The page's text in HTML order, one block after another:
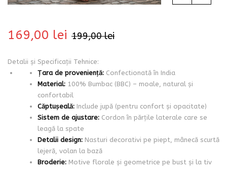
199,00lei
169,00 lei
Detalii și Specificații Tehnice:
Țara de proveniență:Confectionată în India
Material:100% Bumbac (BBC) – moale, natural și
confortabil
Căptușeală:Include jupă (pentru confort și opacitate)
Sistem de ajustare:Cordon în părțile laterale care se
leagă la spate
Detalii design:Nasturi decorativi pe piept, mânecă scurtă
lejeră, volan la bază
Broderie:Motive florale și geometrice pe bust și la tiv